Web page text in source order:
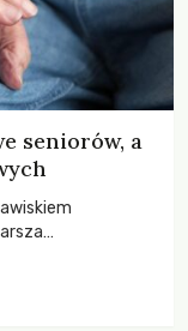
seniorów, a